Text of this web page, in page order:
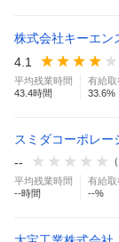
株式会社キーエン
4.1
平均残業時間
43.4時間
有給取
33.6%
スミダコーポレー
--
（
平均残業時間
--時間
有給取
--%